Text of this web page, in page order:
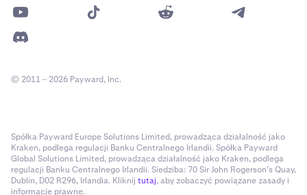
© 2011 – 2026 Payward, Inc.
Spółka Payward Europe Solutions Limited, prowadząca działalność jako
Kraken, podlega regulacji Banku Centralnego Irlandii. Spółka Payward
Global Solutions Limited, prowadząca działalność jako Kraken, podlega
regulacji Banku Centralnego Irlandii. Siedziba: 70 Sir John Rogerson’s Quay,
Dublin, D02 R296, Irlandia. Kliknij tutaj, aby zobaczyć powiązane zasady i
informacje prawne.